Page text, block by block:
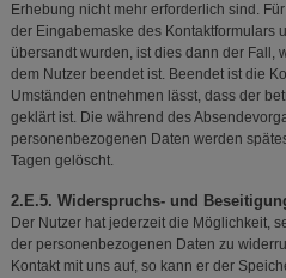
Erhebung nicht mehr erforderlich sind.
der Eingabemaske des Kontaktformulars
übersandt wurden, ist dies dann der Fall,
dem Nutzer beendet ist. Beendet ist die
Umständen entnehmen lässt, dass der
geklärt ist. Die während des
personenbezogenen Daten werden
Tagen gelöscht.
2.E.5. Widerspruchs- und
Der Nutzer hat jederzeit die Möglichkeit,
der personenbezogenen Daten zu
Kontakt mit uns auf, so kann er der